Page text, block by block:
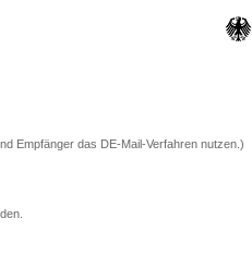
Empfänger das DE-Mail-Verfahren nutzen.)